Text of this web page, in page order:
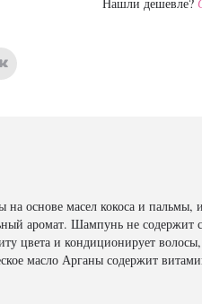
основе масел кокоса и пальмы,
аромат. Шампунь не содержит
цвета и кондиционирует
масло Арганы содержит